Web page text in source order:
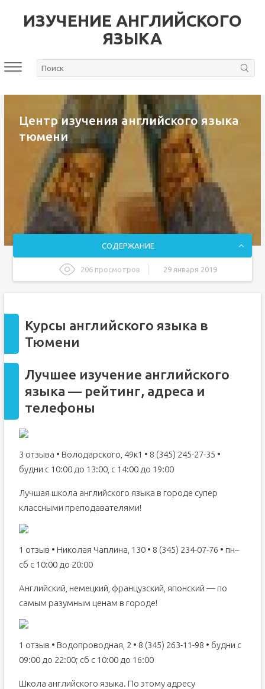
ИЗУЧЕНИЕ АНГЛИЙСКОГО
ЯЗЫКА
Центр изучения английского языка
тюмени
СОДЕРЖАНИЕ
206 просмотров 29 января 2019
Курсы английского языка в Тюмени — цены
Курсы английского в Тюмени
2019 года
Последние отзывы
Рейтинг курсов английского языка в Тюмени на 1 марта
2018 года
Разговорный клуб
Преподаватели
Курсы английского языка в
Тюмени
Лучшее изучение английского
языка — рейтинг, адреса и
телефоны
3 отзыва • Володарского, 49к1 • 8 (345) 245-27-35 •
будни с 10:00 до 13:00, с 14:00 до 19:00
Лучшая школа английского языка в городе супер
классными преподавателями!
1 отзыв • Николая Чаплина, 130 • 8 (345) 234-07-76 • пн–
сб с 10:00 до 20:00
Английский, немецкий, французский, японский — по
самым разумным ценам в городе!
1 отзыв • Водопроводная, 2 • 8 (345) 263-11-98 • будни с
09:00 до 22:00; сб с 10:00 до 16:00
Школа английского языка. По этому адресу